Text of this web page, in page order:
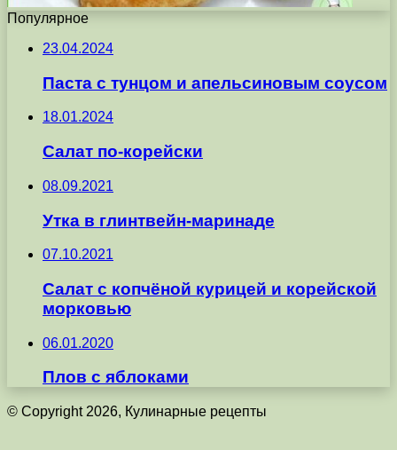
Популярное
23.04.2024
Паста с тунцом и апельсиновым соусом
18.01.2024
Салат по-корейски
08.09.2021
Утка в глинтвейн-маринаде
07.10.2021
Салат с копчёной курицей и корейской
морковью
06.01.2020
Плов с яблоками
© Copyright 2026, Кулинарные рецепты